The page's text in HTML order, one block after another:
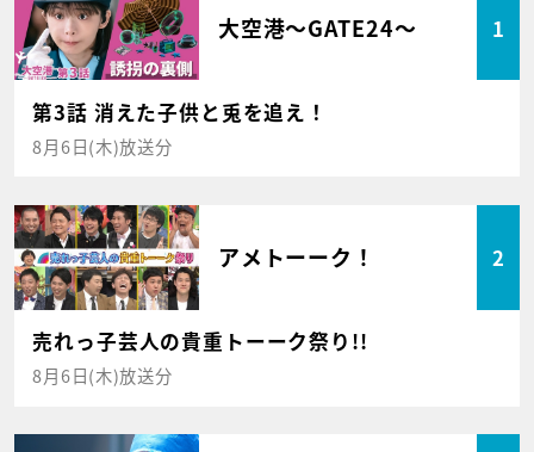
大空港～GATE24～ 1
第3話 消えた子供と兎を追え！
8月6日(木)放送分
アメトーーク！ 2
売れっ子芸人の貴重トーーク祭り!!
8月6日(木)放送分